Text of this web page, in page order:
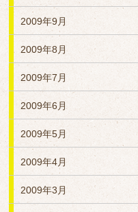
2009年9月
2009年8月
2009年7月
2009年6月
2009年5月
2009年4月
2009年3月